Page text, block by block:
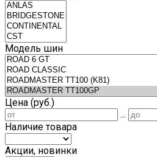
Модель шин
Цена (руб.)
...
Наличие товара
Акции, новинки